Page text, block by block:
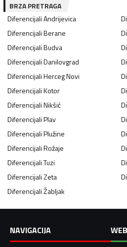
BRZA PRETRAGA
DiferencijaliAndrijevica
DiferencijaliBerane
DiferencijaliBudva
DiferencijaliDanilovgrad
DiferencijaliHerceg Novi
DiferencijaliKotor
DiferencijaliNikšić
DiferencijaliPlav
DiferencijaliPlužine
DiferencijaliRožaje
DiferencijaliTuzi
DiferencijaliZeta
DiferencijaliŽabljak
NAVIGACIJA